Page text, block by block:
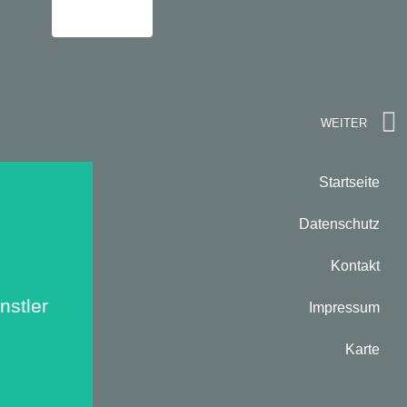
WEITER
Startseite
Datenschutz
Kontakt
Impressum
Karte